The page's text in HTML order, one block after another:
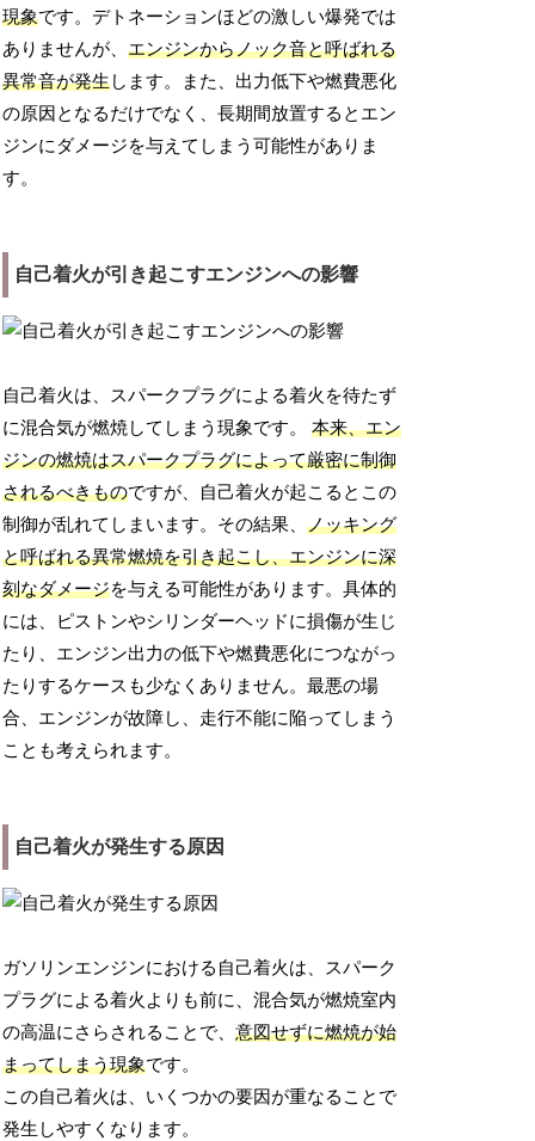
現象です。デトネーションほどの激しい爆発では
ありませんが、エンジンからノック音と呼ばれる
異常音が発生します。また、出力低下や燃費悪化
の原因となるだけでなく、長期間放置するとエン
ジンにダメージを与えてしまう可能性がありま
す。
自己着火が引き起こすエンジンへの影響
自己着火は、スパークプラグによる着火を待たず
に混合気が燃焼してしまう現象です。本来、エン
ジンの燃焼はスパークプラグによって厳密に制御
されるべきものですが、自己着火が起こるとこの
制御が乱れてしまいます。その結果、ノッキング
と呼ばれる異常燃焼を引き起こし、エンジンに深
刻なダメージを与える可能性があります。具体的
には、ピストンやシリンダーヘッドに損傷が生じ
たり、エンジン出力の低下や燃費悪化につながっ
たりするケースも少なくありません。最悪の場
合、エンジンが故障し、走行不能に陥ってしまう
ことも考えられます。
自己着火が発生する原因
ガソリンエンジンにおける自己着火は、スパーク
プラグによる着火よりも前に、混合気が燃焼室内
の高温にさらされることで、意図せずに燃焼が始
まってしまう現象です。
この自己着火は、いくつかの要因が重なることで
発生しやすくなります。